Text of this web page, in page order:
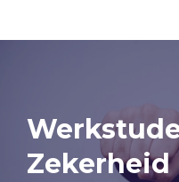
Zekerheid